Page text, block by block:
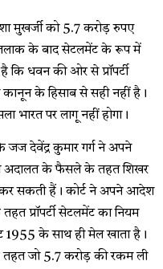
मुखर्जी को 5.7 करोड़ रुपए
के बाद सेटलमेंट के रूप में
है कि धवन की ओर से प्रॉपर्टी
के हिसाब से सही नहीं है।
भारत पर लागू नहीं होगा।
जज देवेंद्र कुमार गर्ग ने अपने
अदालत के फैसले के तहत शिखर
सकती हैं। कोर्ट ने अपने आदेश
प्रॉपर्टी सेटलमेंट का नियम
1955 के साथ ही मेल खाता है।
तहत जो 5.7 करोड़ की रकम ली